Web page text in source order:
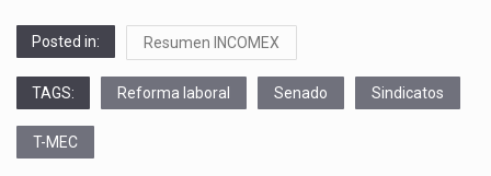
Posted in: Resumen INCOMEX
TAGS: Reforma laboral Senado Sindicatos
T-MEC